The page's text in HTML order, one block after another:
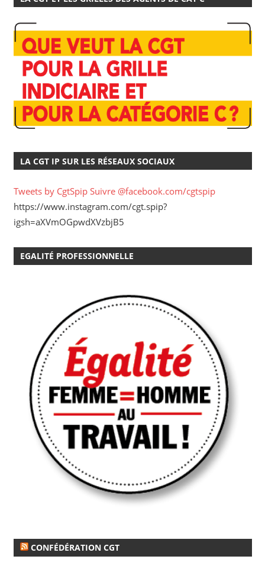
LA CGT IP SUR LES RÉSEAUX SOCIAUX
Tweets by CgtSpip Suivre @facebook.com/cgtspip
https://www.instagram.com/cgt.spip?
igsh=aXVmOGpwdXVzbjB5
EGALITÉ PROFESSIONNELLE
CONFÉDÉRATION CGT